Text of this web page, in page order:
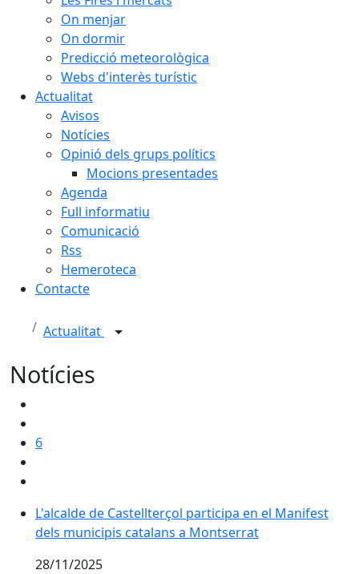
On menjar
On dormir
Predicció meteorològica
Webs d'interès turístic
Actualitat
Avisos
Notícies
Opinió dels grups polítics
Mocions presentades
Agenda
Full informatiu
Comunicació
Rss
Hemeroteca
Contacte
Actualitat
Notícies
6
L'alcalde de Castellterçol participa en el Manifest
L'alcalde de Castellterçol participa en el Manifest
dels municipis catalans a Montserrat
28/11/2025